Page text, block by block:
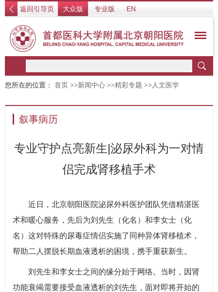
返回引导页 大众版 专业版 EN
您所在的位置： 首页 >>新闻中心 >>精彩专题 >> 人文医学
叙事病历
专业守护点亮新生|泌尿外科为一对情
侣完成肾移植手术
近日，北京朝阳医院泌尿外科医护团队凭借精湛医
术和暖心服务，先后为刘先生（化名）和李女士（化
名）这对特殊的尿毒症情侣实施了同种异体肾移植术，
帮助二人摆脱长期血液透析的困境，携手重获新生。
刘先生和李女士之间的缘分始于网络。当时，因肾
功能衰竭需要接受血液透析的刘先生，面对即将开始的